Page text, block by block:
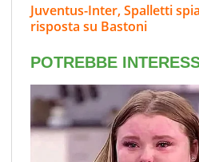
Juventus-Inter, Spalletti
risposta su Bastoni